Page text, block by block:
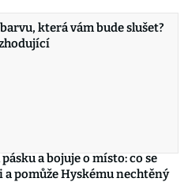
která vám bude slušet?
a bojuje o místo: co se
a pomůže Hyskému nechtěný